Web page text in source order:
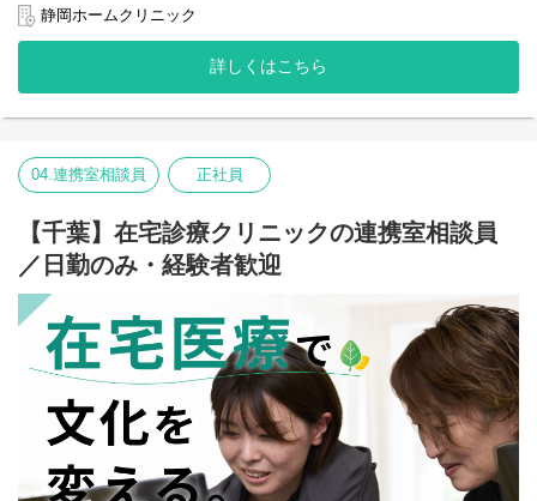
◯地域の医療/介護事業者との連絡調整業務
◯療養中の社会的問題の解決、相談業務
◯退院カンファレンスへの参加
◯電子カルテへの患者情報登録
◯電話対応 など
※従事すべき業務の変更なし／就業場所の変更なし
静岡ホームクリニック
詳しくはこちら
04.連携室相談員 正社員
【千葉】在宅診療クリニックの連携室相談員
／日勤のみ・経験者歓迎